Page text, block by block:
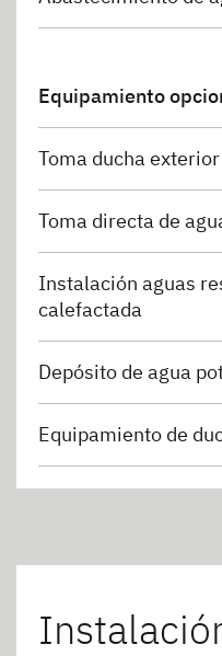
Equipamiento
Toma ducha exterior
Toma directa de
Instalación aguas
calefactada
Depósito de agua
Equipamiento de